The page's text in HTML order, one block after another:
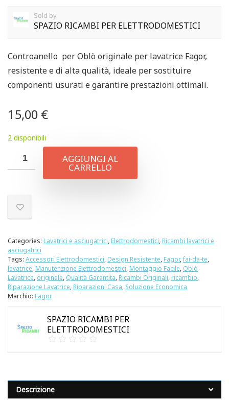
Sold by
SPAZIO RICAMBI PER ELETTRODOMESTICI
Controanello per Oblò originale per lavatrice Fagor,
resistente e di alta qualità, ideale per sostituire
componenti usurati e garantire prestazioni ottimali.
15,00 €
2 disponibili
AGGIUNGI AL
CARRELLO
Categories: Lavatrici e asciugatrici, Elettrodomestici, Ricambi lavatrici e
asciugatrici
Tags: Accessori Elettrodomestici, Design Resistente, Fagor,fai-da-te,
lavatrice, Manutenzione Elettrodomestici, Montaggio Facile, Oblò
Lavatrice, originale, Qualità Garantita, Ricambi Originali, ricambio,
Riparazione Lavatrice, Riparazioni Casa, Soluzione Economica
Marchio: Fagor
SPAZIO RICAMBI PER
ELETTRODOMESTICI
Descrizione